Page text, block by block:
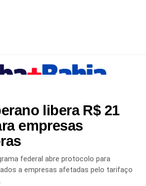
libera R$ 21
empresas
federal abre protocolo para
a empresas afetadas pelo tarifaço